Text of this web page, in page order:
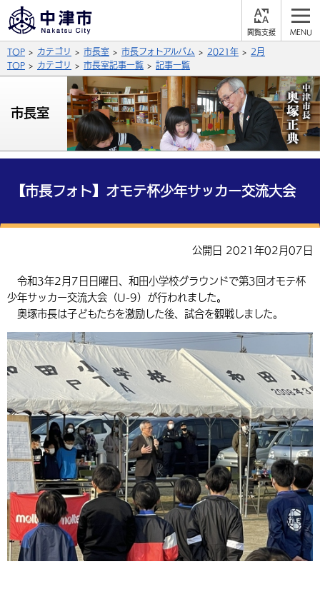
支
背景色
青 白
文字の大きさ
拡大 標準 縮小
言語を選択
英語（English） 中国語（簡体字）
中国語（繁体字） 韓国語（한국어）
公式SNS
X (Twitter) YouTube
サイト内検索
総合メニュー
保険・年金
福祉・介護 健康・予防
税金 住宅・インフラ
環境・衛生 生涯学習・スポーツ・人権
選挙 外国人の方向け情報
入札・契約 産業・雇用
農林水産業 税金
都市整備
子育て・教育
施設情報 子どもを預ける
手当・助成 健康・医療
相談・支援・情報 計画・施策
観光・移住
観光なび スポットを探す
遊ぶ・体験する グルメ・食べる
買う・おみやげ 四季のイベント・祭り
移住・定住
市政情報
中津市について 市役所の紹介
地方創生・地域活性化
行政・計画
TOP カテゴリ 市長室 市長フォトアルバム 2021年
2月
TOP
カテゴリ 市長室記事一覧 記事一覧
市長室
【市長フォト】オモテ杯少年サッカー交流大会
公開日 2021年02月07日
令和3年2月7日日曜日、和田小学校グラウンドで第3回オモテ杯
少年サッカー交流大会（U-9）が行われました。
奥塚市長は子どもたちを激励した後、試合を観戦しました。